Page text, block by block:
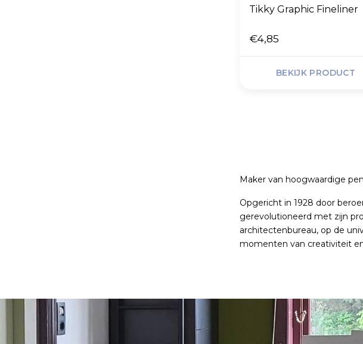
Tikky Graphic Fineliner
€4,85
BEKIJK PRODUCT
Maker van hoogwaardige
Opgericht in 1928 door
gerevolutioneerd met zijn
architectenbureau, op de
momenten van creativiteit